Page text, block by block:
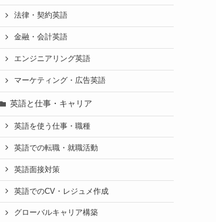
法律・契約英語
金融・会計英語
エンジニアリング英語
マーケティング・広告英語
英語と仕事・キャリア
英語を使う仕事・職種
英語での転職・就職活動
英語面接対策
英語でのCV・レジュメ作成
グローバルキャリア構築